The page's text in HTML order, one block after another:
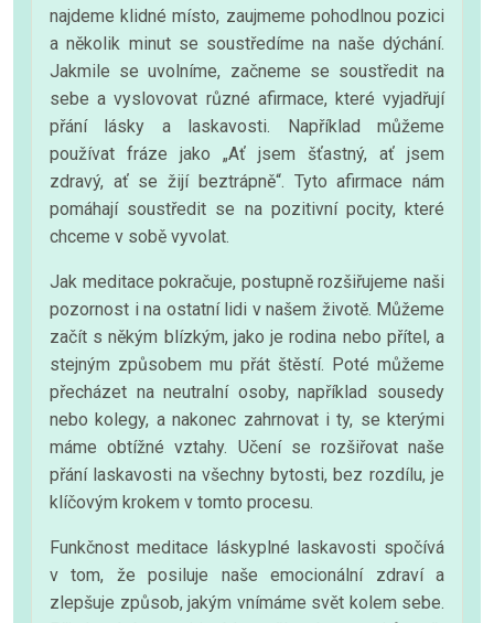
najdeme klidné místo, zaujmeme pohodlnou pozici
a několik minut se soustředíme na naše dýchání.
Jakmile se uvolníme, začneme se soustředit na
sebe a vyslovovat různé afirmace, které vyjadřují
přání lásky a laskavosti. Například můžeme
používat fráze jako „Ať jsem šťastný, ať jsem
zdravý, ať se žijí beztrápně“. Tyto afirmace nám
pomáhají soustředit se na pozitivní pocity, které
chceme v sobě vyvolat.
Jak meditace pokračuje, postupně rozšiřujeme naši
pozornost i na ostatní lidi v našem životě. Můžeme
začít s někým blízkým, jako je rodina nebo přítel, a
stejným způsobem mu přát štěstí. Poté můžeme
přecházet na neutralní osoby, například sousedy
nebo kolegy, a nakonec zahrnovat i ty, se kterými
máme obtížné vztahy. Učení se rozšiřovat naše
přání laskavosti na všechny bytosti, bez rozdílu, je
klíčovým krokem v tomto procesu.
Funkčnost meditace láskyplné laskavosti spočívá
v tom, že posiluje naše emocionální zdraví a
zlepšuje způsob, jakým vnímáme svět kolem sebe.